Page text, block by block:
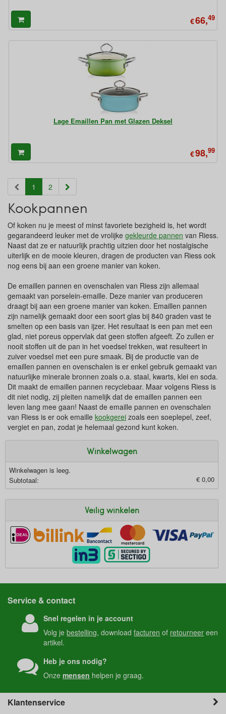
€66,49
Lage Emaillen Pan met Glazen Deksel
€98,99
1 (current)
2
Kookpannen
Of koken nu je meest of minst favoriete bezigheid is, het wordt
gegarandeerd leuker met de vrolijke gekleurde pannen van Riess.
Naast dat ze er natuurlijk prachtig uitzien door het nostalgische
uiterlijk en de mooie kleuren, dragen de producten van Riess ook
nog eens bij aan een groene manier van koken.
De emaillen pannen en ovenschalen van Riess zijn allemaal
gemaakt van porselein-emaille. Deze manier van produceren
draagt bij aan een groene manier van koken. Emaillen pannen
zijn namelijk gemaakt door een soort glas bij 840 graden vast te
smelten op een basis van ijzer. Het resultaat is een pan met een
glad, niet poreus oppervlak dat geen stoffen afgeeft. Zo zullen er
nooit stoffen uit de pan in het voedsel trekken, wat resulteert in
zuiver voedsel met een pure smaak. Bij de productie van de
emaillen pannen en ovenschalen is er enkel gebruik gemaakt van
natuurlijke minerale bronnen zoals o.a. staal, kwarts, klei en soda.
Dit maakt de emaillen pannen recyclebaar. Maar volgens Riess is
dit niet nodig, zij pleiten namelijk dat de emaillen pannen een
leven lang mee gaan! Naast de emaille pannen en ovenschalen
van Riess is er ook emaille kookgerei zoals een soeplepel, zeef,
vergiet en pan, zodat je helemaal gezond kunt koken.
Winkelwagen
Winkelwagen is leeg.
Subtotaal:
€ 0,00
Veilig winkelen
Service & contact
Snel regelen in je account
Volg jebestelling, downloadfacturen of retourneer een
artikel.
Heb je ons nodig?
Onzemensen helpen je graag.
Klantenservice